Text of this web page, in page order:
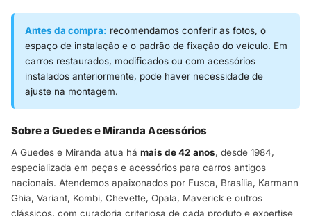
Antes da compra: recomendamos conferir as fotos, o
espaço de instalação e o padrão de fixação do veículo. Em
carros restaurados, modificados ou com acessórios
instalados anteriormente, pode haver necessidade de
ajuste na montagem.
Sobre a Guedes e Miranda Acessórios
A Guedes e Miranda atua há mais de 42 anos, desde 1984,
especializada em peças e acessórios para carros antigos
nacionais. Atendemos apaixonados por Fusca, Brasília, Karmann
Ghia, Variant, Kombi, Chevette, Opala, Maverick e outros
clássicos, com curadoria criteriosa de cada produto e expertise